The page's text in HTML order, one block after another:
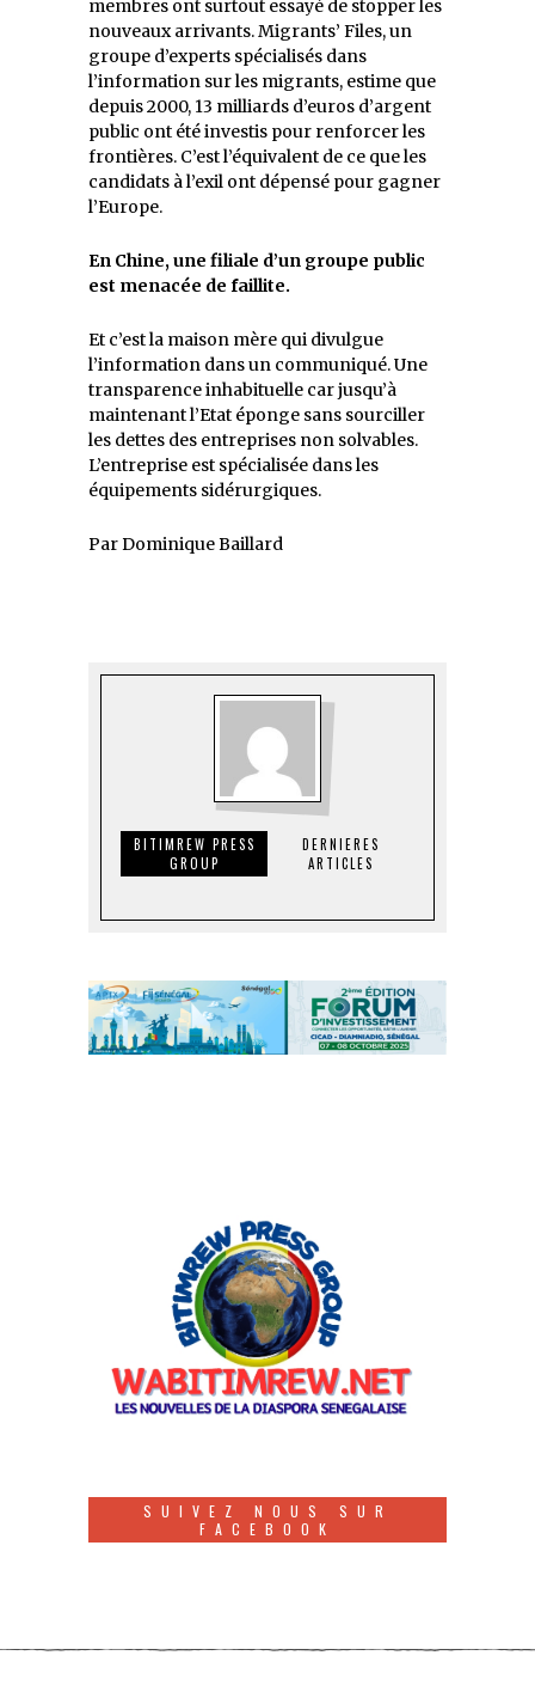
membres ont surtout essayé de stopper les
nouveaux arrivants. Migrants’ Files, un
groupe d’experts spécialisés dans
l’information sur les migrants, estime que
depuis 2000, 13 milliards d’euros d’argent
public ont été investis pour renforcer les
frontières. C’est l’équivalent de ce que les
candidats à l’exil ont dépensé pour gagner
l’Europe.
En Chine, une filiale d’un groupe public
est menacée de faillite.
Et c’est la maison mère qui divulgue
l’information dans un communiqué. Une
transparence inhabituelle car jusqu’à
maintenant l’Etat éponge sans sourciller
les dettes des entreprises non solvables.
L’entreprise est spécialisée dans les
équipements sidérurgiques.
Par Dominique Baillard
BITIMREW PRESS
GROUP
DERNIERES
ARTICLES
SUIVEZ NOUS SUR
FACEBOOK